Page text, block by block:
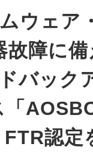
ウェア
故障に備
バック
「
FTR認定